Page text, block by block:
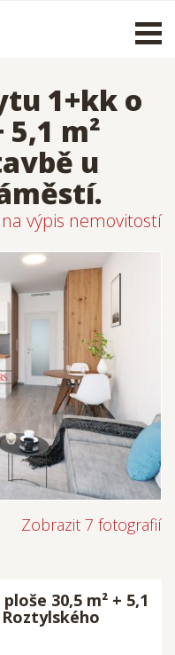
1+kk o
5,1 m²
u
výpis nemovitostí
Zobrazit 7 fotografií
30,5 m² + 5,1